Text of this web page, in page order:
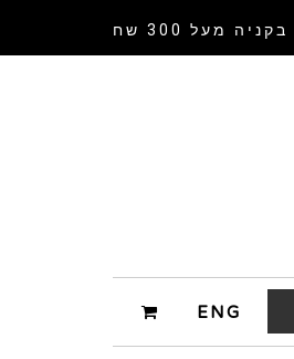
בקניה מעל 300 שח
ENG